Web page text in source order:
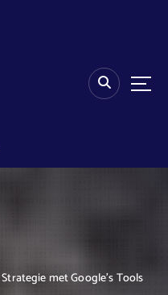
met Google’s Tools